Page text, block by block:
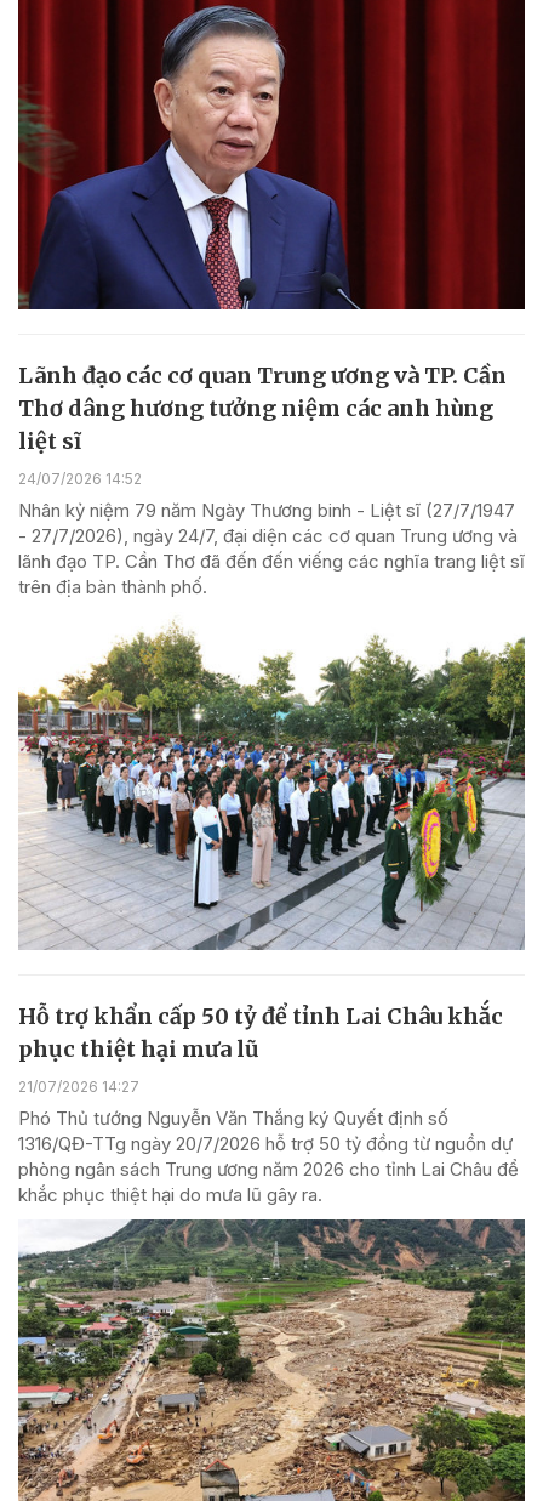
Lãnh đạo các cơ quan Trung ương và TP. Cần
Thơ dâng hương tưởng niệm các anh hùng
liệt sĩ
24/07/2026 14:52
Nhân kỷ niệm 79 năm Ngày Thương binh - Liệt sĩ (27/7/1947
- 27/7/2026), ngày 24/7, đại diện các cơ quan Trung ương và
lãnh đạo TP. Cần Thơ đã đến đến viếng các nghĩa trang liệt sĩ
trên địa bàn thành phố.
Hỗ trợ khẩn cấp 50 tỷ để tỉnh Lai Châu khắc
phục thiệt hại mưa lũ
21/07/2026 14:27
Phó Thủ tướng Nguyễn Văn Thắng ký Quyết định số
1316/QĐ-TTg ngày 20/7/2026 hỗ trợ 50 tỷ đồng từ nguồn dự
phòng ngân sách Trung ương năm 2026 cho tỉnh Lai Châu để
khắc phục thiệt hại do mưa lũ gây ra.